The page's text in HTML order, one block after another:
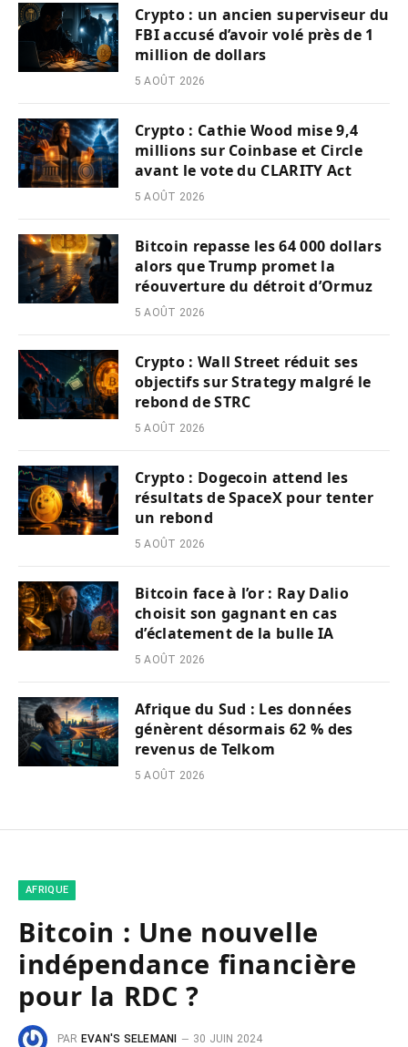
Crypto : un ancien superviseur du
FBI accusé d’avoir volé près de 1
million de dollars
5 AOÛT 2026
Crypto : Cathie Wood mise 9,4
millions sur Coinbase et Circle
avant le vote du CLARITY Act
5 AOÛT 2026
Bitcoin repasse les 64 000 dollars
alors que Trump promet la
réouverture du détroit d’Ormuz
5 AOÛT 2026
Crypto : Wall Street réduit ses
objectifs sur Strategy malgré le
rebond de STRC
5 AOÛT 2026
Crypto : Dogecoin attend les
résultats de SpaceX pour tenter
un rebond
5 AOÛT 2026
Bitcoin face à l’or : Ray Dalio
choisit son gagnant en cas
d’éclatement de la bulle IA
5 AOÛT 2026
Afrique du Sud : Les données
génèrent désormais 62 % des
revenus de Telkom
5 AOÛT 2026
AFRIQUE
Bitcoin : Une nouvelle
indépendance financière
pour la RDC ?
PAR EVAN'S SELEMANI
30 JUIN 2024